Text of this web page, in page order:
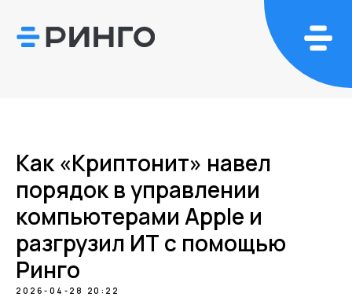
Как «Криптонит» навел
порядок в управлении
компьютерами Apple и
разгрузил ИТ с помощью
Ринго
2026-04-28 20:22